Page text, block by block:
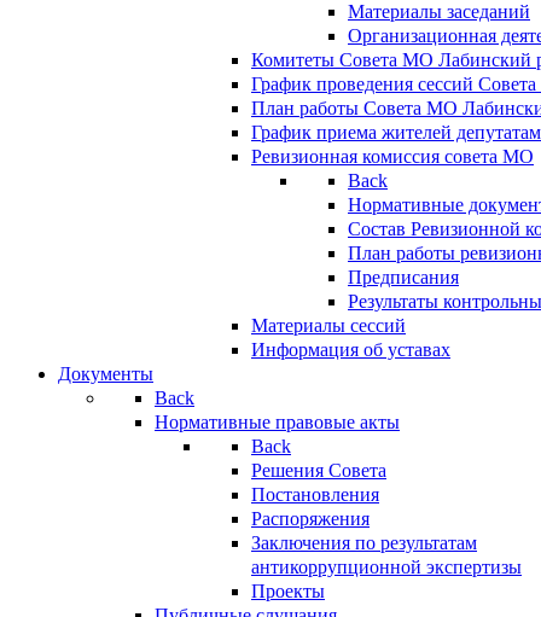
Материалы заседаний
Организационная
Комитеты Совета МО Лабинский
График проведения сессий
План работы Совета МО
График приема жителей
Ревизионная комиссия совета МО
Back
Нормативные
Состав Ревизионной
План работы
Предписания
Результаты
Материалы сессий
Информация об уставах
Документы
Back
Нормативные правовые акты
Back
Решения Совета
Постановления
Распоряжения
Заключения по результатам
антикоррупционной экспертизы
Проекты